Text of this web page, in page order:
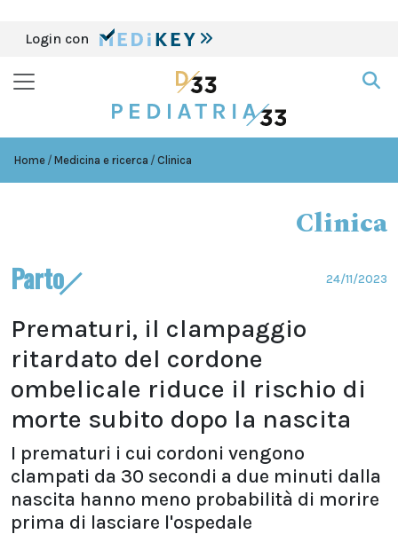
Login con
Home Medicina e ricerca Clinica
Clinica
Parto 24/11/2023
Prematuri, il clampaggio
ritardato del cordone
ombelicale riduce il rischio di
morte subito dopo la nascita
I prematuri i cui cordoni vengono
clampati da 30 secondi a due minuti dalla
nascita hanno meno probabilità di morire
prima di lasciare l'ospedale